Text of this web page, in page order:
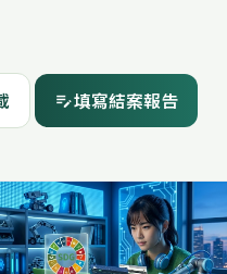
edit_note填寫結案報告